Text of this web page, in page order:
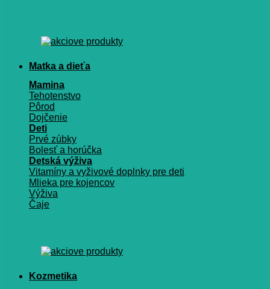
Matka a dieťa
Mamina
Tehotenstvo
Pôrod
Dojčenie
Deti
Prvé zúbky
Bolesť a horúčka
Detská výživa
Vitamíny a vyživové doplnky pre deti
Mlieka pre kojencov
Výživa
Čaje
Kozmetika